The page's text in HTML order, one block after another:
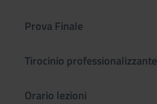
Prova Finale
Tirocinio professionalizzante
Orario lezioni